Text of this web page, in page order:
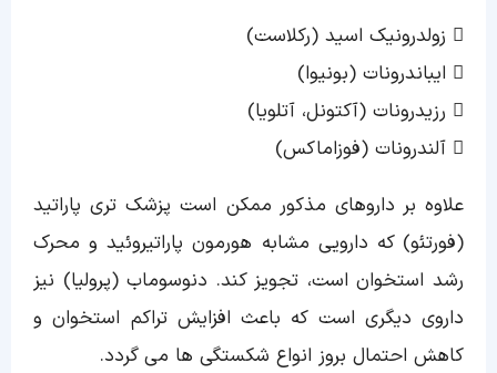
 زولدرونیک اسید (رکلاست)
 ایباندرونات (بونیوا)
 رزیدرونات (آکتونل، آتلویا)
 آلندرونات (فوزاماکس)
علاوه بر داروهای مذکور ممکن است پزشک تری پاراتید
(فورتئو) که دارویی مشابه هورمون پاراتیروئید و محرک
رشد استخوان است، تجویز کند. دنوسوماب (پرولیا) نیز
داروی دیگری است که باعث افزایش تراکم استخوان و
کاهش احتمال بروز انواع شکستگی ها می گردد.